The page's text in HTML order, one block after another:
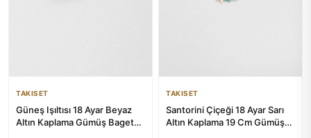
TAKISET
Güneş Işıltısı 18 Ayar Beyaz
Altın Kaplama Gümüş Baget
TAKISET
Santorini Çiçeği 18 Ayar Sarı
Altın Kaplama 19 Cm Gümüş